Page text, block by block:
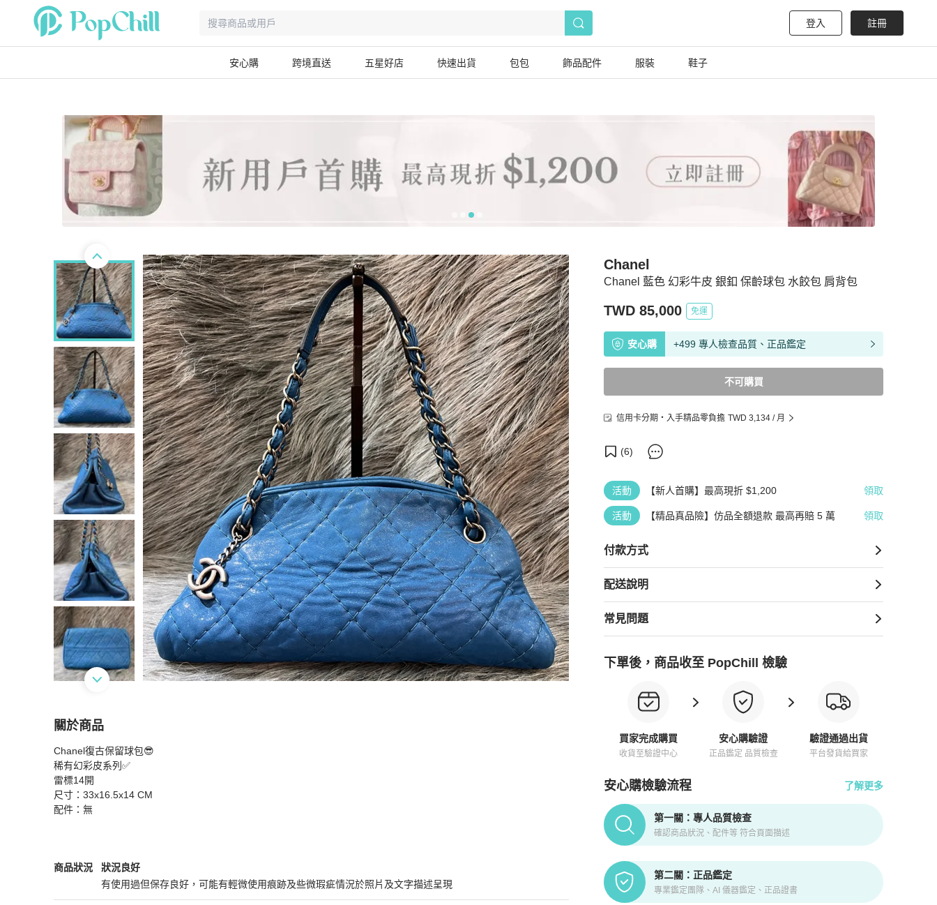
登入 註冊
安心購 跨境直送 五星好店 快速出貨 包包 飾品配件 服裝 鞋子
Chanel 藍色 幻彩牛皮 銀釦 保齡球包 水餃包 肩背包
Chanel
TWD 85,000 免運
安心購 +499 專人檢查品質、正品鑑定
不可購買
信用卡分期・入手精品零負擔 TWD 3,134 / 月
(6)
活動 【新人首購】最高現折 $1,200 領取
活動 【精品真品險】仿品全額退款 最高再賠 5 萬 領取
付款方式
配送說明
常見問題
下單後，商品收至 PopChill 檢驗
買家完成購買
收貨至驗證中心
安心購驗證
正品鑑定 品質檢查
驗證通過出貨
平台發貨給買家
安心購檢驗流程 了解更多
PopChill拍拍圈正品驗證、安心購檢驗流程介紹
第一關：專人品質檢查
確認商品狀況、配件等 符合頁面描述
第二關：正品鑑定
專業鑑定團隊、AI 儀器鑑定、正品證書
關於商品
關於Chanel 藍色 幻彩牛皮 銀釦 保齡球包 水餃包 肩背包
Chanel復古保留球包😎
稀有幻彩皮系列✅
雷標14開
尺寸：33x16.5x14 CM
配件：無
商品狀況
Chanel女包商品狀態與細節
狀況良好
有使用過但保存良好，可能有輕微使用痕跡及些微瑕疵情況於照片及文字描述呈現
狀況良好